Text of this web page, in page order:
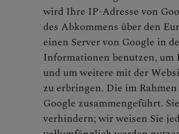
wird Ihre IP-Adresse von
des Abkommens über den
einen Server von Google in
Informationen benutzen, um
und um weitere mit der
zu erbringen. Die im
Google zusammengeführt.
verhindern; wir weisen Sie